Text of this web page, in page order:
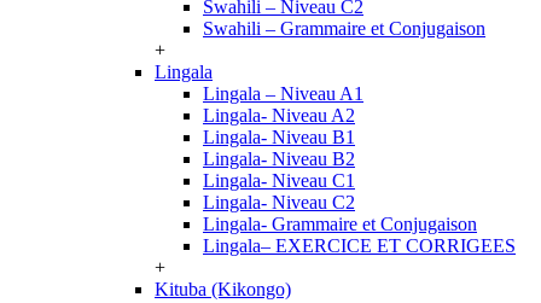
Swahili – Niveau C2
Swahili – Grammaire et Conjugaison
+
Lingala
Lingala – Niveau A1
Lingala- Niveau A2
Lingala- Niveau B1
Lingala- Niveau B2
Lingala- Niveau C1
Lingala- Niveau C2
Lingala- Grammaire et Conjugaison
Lingala– EXERCICE ET CORRIGEES
+
Kituba (Kikongo)